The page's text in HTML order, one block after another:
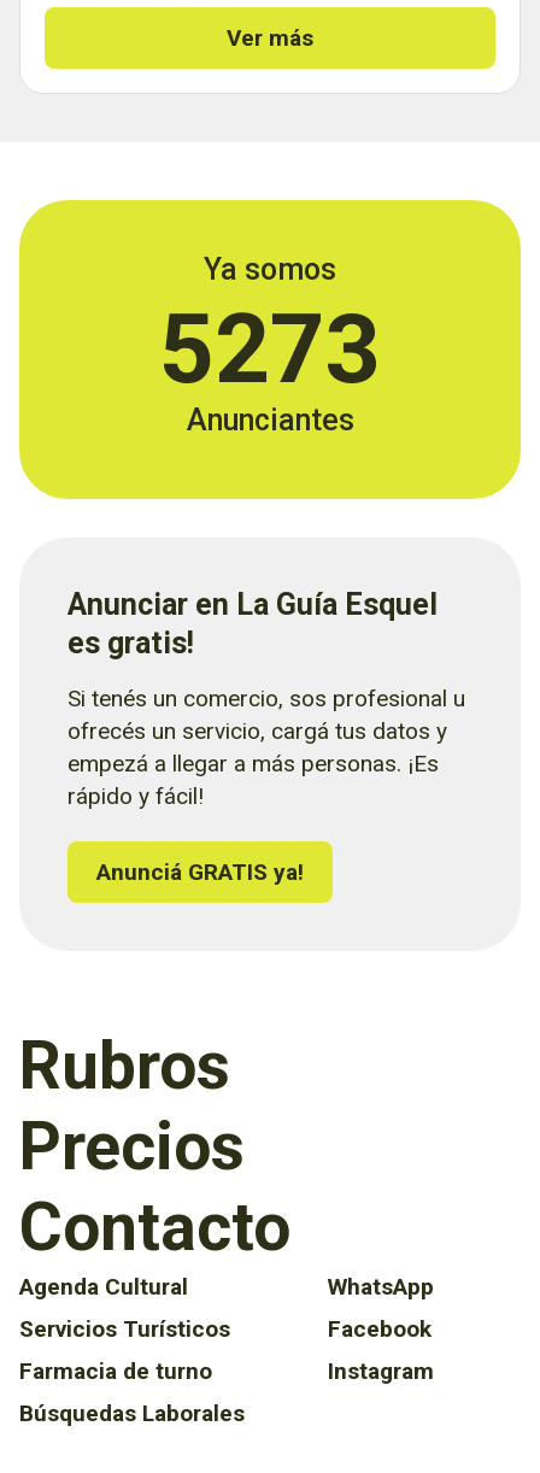
Ver más
Ya somos
5273
Anunciantes
Anunciar en La Guía Esquel
es gratis!
Si tenés un comercio, sos profesional u
ofrecés un servicio, cargá tus datos y
empezá a llegar a más personas. ¡Es
rápido y fácil!
Anunciá GRATIS ya!
Rubros
Precios
Contacto
Agenda Cultural
Servicios Turísticos
Farmacia de turno
Búsquedas Laborales
WhatsApp
Facebook
Instagram